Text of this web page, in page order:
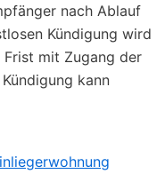
nach Ablauf
Kündigung wird
mit Zugang der
kann